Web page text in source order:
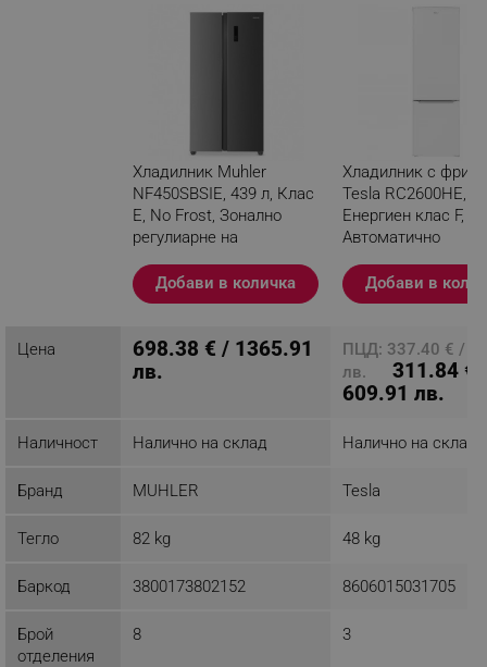
Хладилник Muhler
NF450SBSIE, 439 л, Клас
E, No Frost, Зонално
регулиарне на
дисплей, Сив
Разглеждате този
Добави в количка
Хладилник с
Tesla RC2600HE,
Енергиен клас F,
Автоматично
осветление, 263
Бял
Добави в
Цена
698.38 € / 1365.91
лв.
ПЦД: 337.40 € /
лв.
311.84 €
609.91 лв.
Наличност Налично на склад Налично на склад
Бранд MUHLER Tesla
Тегло 82 kg 48 kg
Баркод 3800173802152 8606015031705
Брой
отделения
8 3